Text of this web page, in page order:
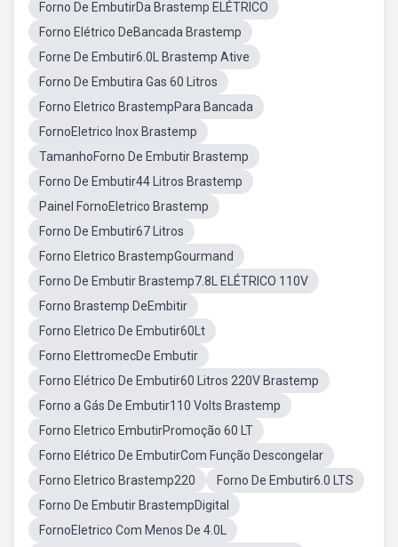
Forno De EmbutirDa Brastemp ELÉTRICO
Forno Elétrico DeBancada Brastemp
Forne De Embutir6.0L Brastemp Ative
Forno De Embutira Gas 60 Litros
Forno Eletrico BrastempPara Bancada
FornoEletrico Inox Brastemp
TamanhoForno De Embutir Brastemp
Forno De Embutir44 Litros Brastemp
Painel FornoEletrico Brastemp
Forno De Embutir67 Litros
Forno Eletrico BrastempGourmand
Forno De Embutir Brastemp7.8L ELÉTRICO 110V
Forno Brastemp DeEmbitir
Forno Eletrico De Embutir60Lt
Forno ElettromecDe Embutir
Forno Elétrico De Embutir60 Litros 220V Brastemp
Forno a Gás De Embutir110 Volts Brastemp
Forno Eletrico EmbutirPromoção 60 LT
Forno Elétrico De EmbutirCom Função Descongelar
Forno Eletrico Brastemp220
Forno De Embutir6.0 LTS
Forno De Embutir BrastempDigital
FornoEletrico Com Menos De 4.0L